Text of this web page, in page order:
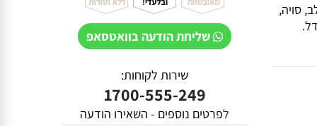
סויה,
שליחת הודעה בוואטסאפ
שירות לקוחות:
1700-555-249
לפרטים נוספים - השאירו הודעה